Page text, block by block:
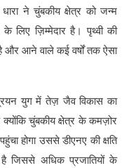
ने चुंबकीय क्षेत्र को जन्म
लिए ज़िम्मेदार है। पृथ्वी की
और आने वाले कई वर्षों तक ऐसा
युग में तेज़ जैव विकास का
चुंबकीय क्षेत्र के कमज़ोर
होगा उससे डीएनए की क्षति
है जिससे अधिक प्रजातियों के